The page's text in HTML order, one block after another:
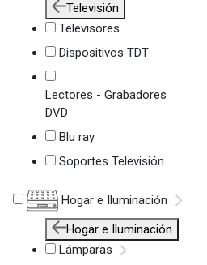
Televisión
Televisores
Dispositivos TDT
Lectores - Grabadores
DVD
Blu ray
Soportes Televisión
Hogar e Iluminación
Hogar e Iluminación
Lámparas